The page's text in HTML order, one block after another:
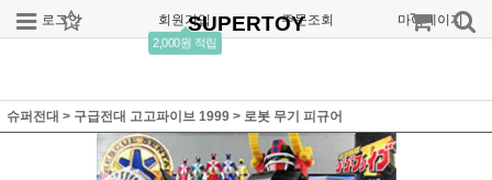
로그인 회원가입
2,000원 적립
주문조회 마이페이지
SUPERTOY
슈퍼전대 > 구급전대 고고파이브 1999 > 로봇 무기 피규어